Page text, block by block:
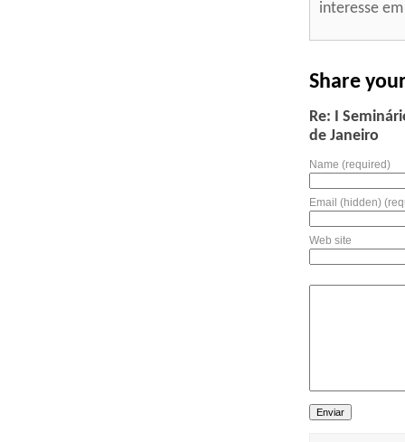
interesse
Share
Re: I
de Janeiro
Name (required)
Email (hidden)
Web site